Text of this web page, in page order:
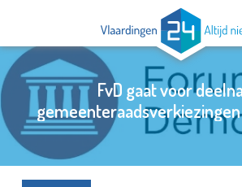
FvD gaat voor